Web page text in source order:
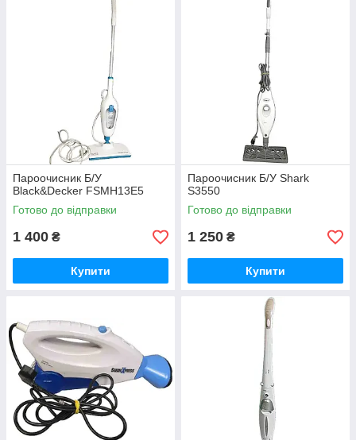
Пароочисник Б/У
Black&Decker FSMH13E5
Готово до відправки
1 400 ₴
Купити
Пароочисник Б/У Shark
S3550
Готово до відправки
1 250 ₴
Купити